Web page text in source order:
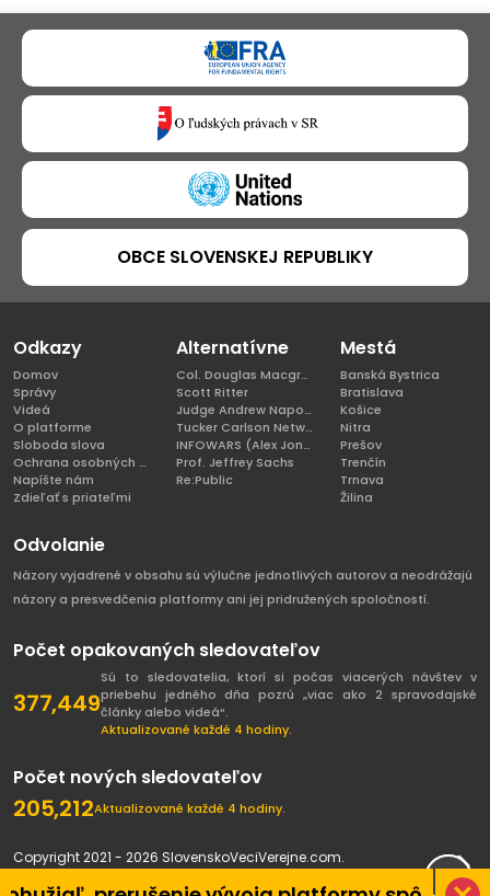
OBCE SLOVENSKEJ REPUBLIKY
Odkazy
Domov
Správy
Videá
O platforme
Sloboda slova
Ochrana osobných údajov
Napíšte nám
Zdieľať s priateľmi
Alternatívne
Col. Douglas Macgregor, Ph.D
Scott Ritter
Judge Andrew Napolitano
Tucker Carlson Network
INFOWARS (Alex Jones)
Prof. Jeffrey Sachs
Re:Public
Mestá
Banská Bystrica
Bratislava
Košice
Nitra
Prešov
Trenčín
Trnava
Žilina
Odvolanie
Názory vyjadrené v obsahu sú výlučne jednotlivých autorov a neodrážajú
názory a presvedčenia platformy ani jej pridružených spoločností.
Počet opakovaných sledovateľov
377,449
Sú to sledovatelia, ktorí si počas viacerých návštev v
priebehu jedného dňa pozrú „viac ako 2 spravodajské
články alebo videá“.
Aktualizované každé 4 hodiny.
Počet nových sledovateľov
205,212Aktualizované každé 4 hodiny.
Copyright 2021 - 2026 SlovenskoVeciVerejne.com.